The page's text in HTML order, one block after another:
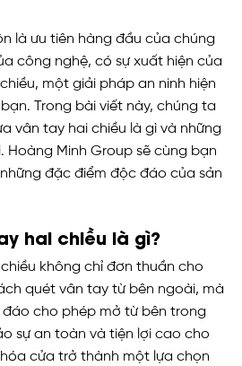
là ưu tiên hàng đầu của chúng
công nghệ, có sự xuất hiện của
một giải pháp an ninh hiện
Trong bài viết này, chúng ta
vân tay hai chiều là gì và những
Hoàng Minh Group sẽ cùng bạn
đặc điểm độc đáo của sản
hai chiều là gì?
không chỉ đơn thuần cho
quét vân tay từ bên ngoài, mà
cho phép mở từ bên trong
sự an toàn và tiện lợi cao cho
cửa trở thành một lựa chọn